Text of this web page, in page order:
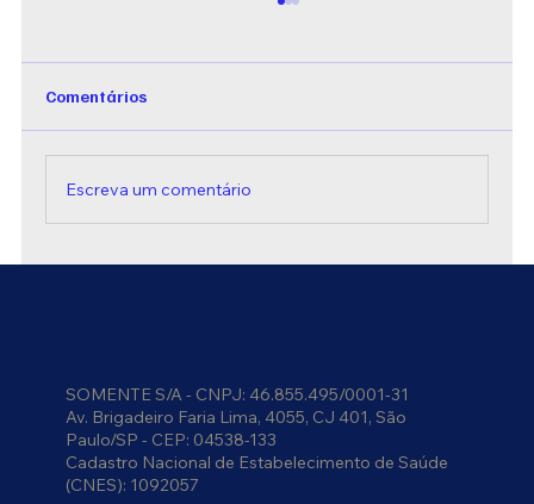
Comentários
Escreva um comentário
SOMENTE S/A - CNPJ: 46.855.495/0001-31
Av. Brigadeiro Faria Lima, 4055, CJ 401, São
Paulo/SP - CEP: 04538-133
Cadastro Nacional de Estabelecimento de Saúde
(CNES): 1092057